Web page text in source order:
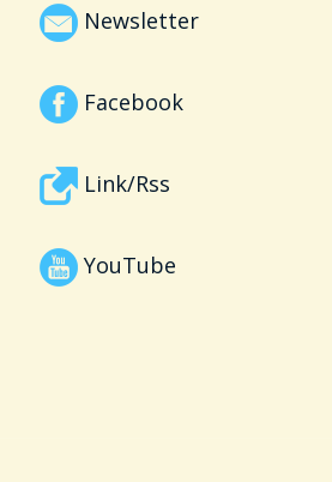
Newsletter
Facebook
Link/Rss
YouTube